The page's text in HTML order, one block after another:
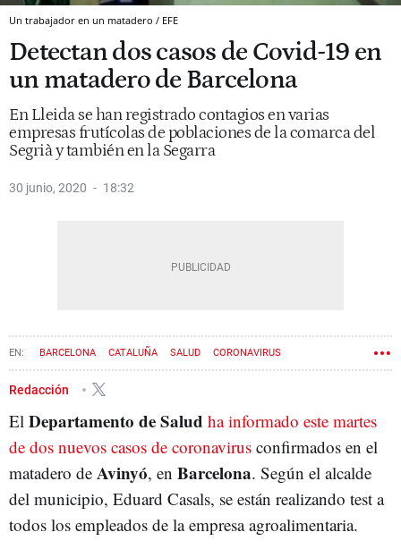
Un trabajador en un matadero / EFE
Detectan dos casos de Covid-19 en
un matadero de Barcelona
En Lleida se han registrado contagios en varias
empresas frutícolas de poblaciones de la comarca del
Segrià y también en la Segarra
30 junio, 2020 18:32
BARCELONA CATALUÑA SALUD CORONAVIRUS
Redacción
El Departamento de Salud ha informado este martes
de dos nuevos casos de coronavirus confirmados en el
matadero de Avinyó, en Barcelona. Según el alcalde
del municipio, Eduard Casals, se están realizando test a
todos los empleados de la empresa agroalimentaria.